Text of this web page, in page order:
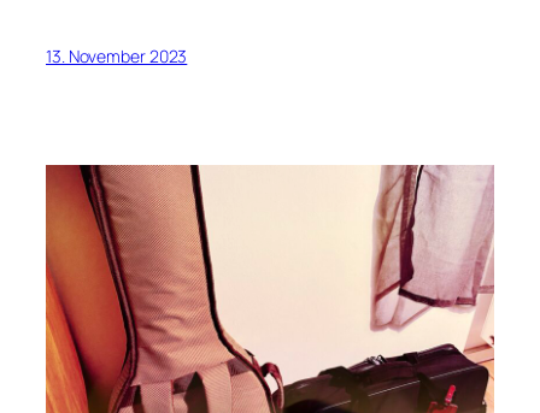
13. November 2023